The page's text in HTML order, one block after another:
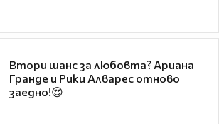
Втори шанс за любовта? Ариана
Гранде и Рики Алварес отново
заедно!😍